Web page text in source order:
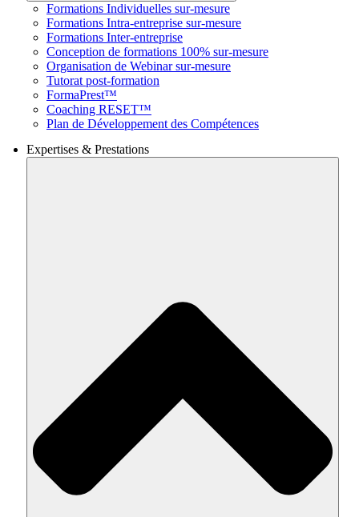
Formations Individuelles sur-mesure
Formations Intra-entreprise sur-mesure
Formations Inter-entreprise
Conception de formations 100% sur-mesure
Organisation de Webinar sur-mesure
Tutorat post-formation
FormaPrest™
Coaching RESET™
Plan de Développement des Compétences
Expertises & Prestations